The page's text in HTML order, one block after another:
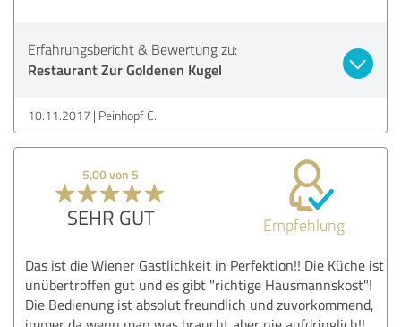
Erfahrungsbericht & Bewertung zu:
Restaurant Zur Goldenen Kugel
10.11.2017 Peinhopf C.
5,00 von 5
SEHR GUT Empfehlung
Das ist die Wiener Gastlichkeit in Perfektion!! Die Küche ist
unübertroffen gut und es gibt "richtige Hausmannskost"!
Die Bedienung ist absolut freundlich und zuvorkommend,